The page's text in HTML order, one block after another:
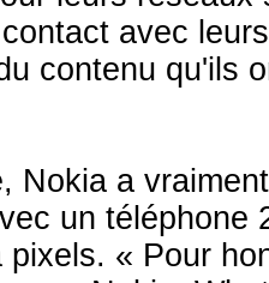
avec
contenu qu'ils
Nokia a
un téléphone
pixels. « Pour